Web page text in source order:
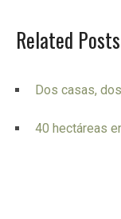
Related Posts
Dos casas,
40 hectáreas